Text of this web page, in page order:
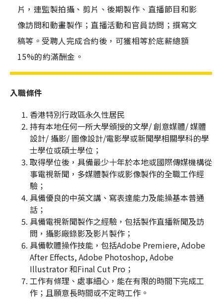
片，連監製拍攝、剪片、後期製作、直播節目和影
像訪問和動畫製作；直播活動和官員訪問；撰寫文
稿等。受聘人完成合約後，可獲相等於底薪總額
15%的約滿酬金。
入職條件
香港特別行政區永久性居民
持有本地任何一所大學頒授的文學/ 創意媒體/ 媒體
設計/ 攝影/ 圖像設計/電影學或新聞學相關學科的學
士學位或碩士學位；
取得學位後，具備最少十年於本地或國際傳媒機構從
事電視新聞，多媒體製作或影像製作的全職工作經
驗；
具備優良的中英文講、寫表達能力及能操基本普通
話；
具備電視新聞製作之經驗，包括製作直播新聞及訪
問，攝影廠錄影及影片製作；
具備軟體操作技能，包括Adobe Premiere, Adobe
After Effects, Adobe Photoshop, Adobe
Illustrator 和Final Cut Pro；
工作有條理、處事細心，能在有限的時間下完成工
作；且願意長時間或不定時工作。